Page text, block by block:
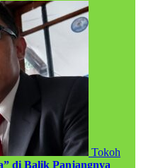
Tokoh
di Balik Panjangnya